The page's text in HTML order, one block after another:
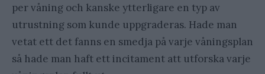
per våning och kanske ytterligare en typ av
utrustning som kunde uppgraderas. Hade man
vetat ett det fanns en smedja på varje våningsplan
så hade man haft ett incitament att utforska varje